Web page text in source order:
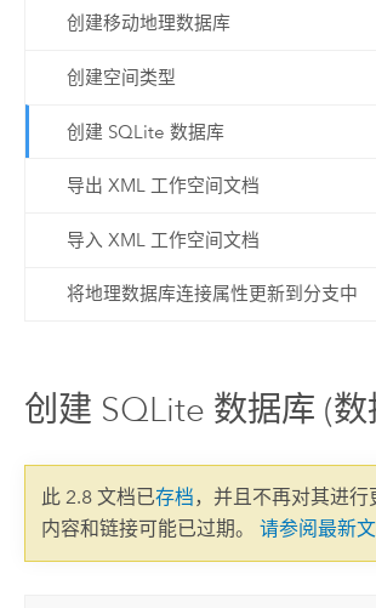
创建移动地理数据库
创建空间类型
创建 SQLite 数据库
导出 XML 工作空间文档
导入 XML 工作空间文档
将地理数据库连接属性更新到分支中
创建 SQLite 数据库 (
此 2.8 文档已存档，并且不再对其进行
内容和链接可能已过期。 请参阅最新